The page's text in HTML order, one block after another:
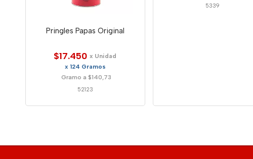
Pringles Papas Original
$17.450 x Unidad
x 124 Gramos
Gramo a $140,73
52123
5339